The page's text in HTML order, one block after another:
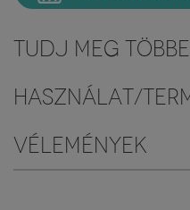
Tudj meg
Használat/
Vélemények